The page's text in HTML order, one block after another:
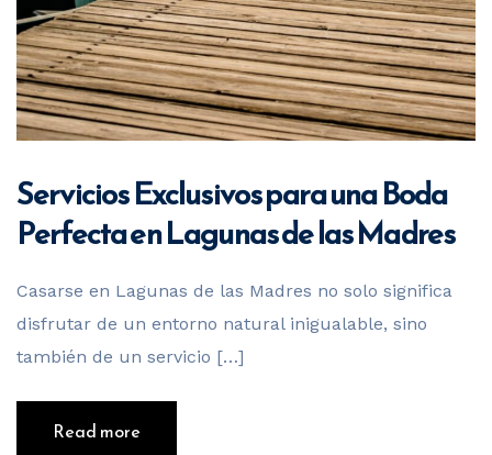
Servicios Exclusivos para una Boda
Perfecta en Lagunas de las Madres
Casarse en Lagunas de las Madres no solo significa
disfrutar de un entorno natural inigualable, sino
también de un servicio […]
Read more